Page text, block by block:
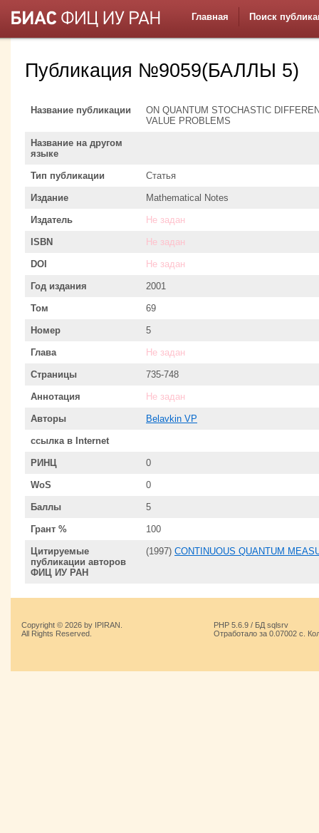
Главная Поиск
Публикация №9059(БАЛЛЫ 5)
Название публикации
ON QUANTUM STOCHASTIC
VALUE PROBLEMS
Название на другом
языке
Тип публикации Статья
Издание Mathematical Notes
Издатель Не задан
ISBN Не задан
DOI Не задан
Год издания 2001
Том 69
Номер 5
Глава Не задан
Страницы 735-748
Аннотация Не задан
Авторы Belavkin VP
ссылка в Internet
РИНЦ 0
WoS 0
Баллы 5
Грант % 100
Цитируемые
публикации авторов
ФИЦ ИУ РАН
(1997) CONTINUOUS QUANTUM
Copyright © 2026 by IPIRAN.
All Rights Reserved.
PHP 5.6.9 / БД sqlsrv
Отработало за 0.07002 с.